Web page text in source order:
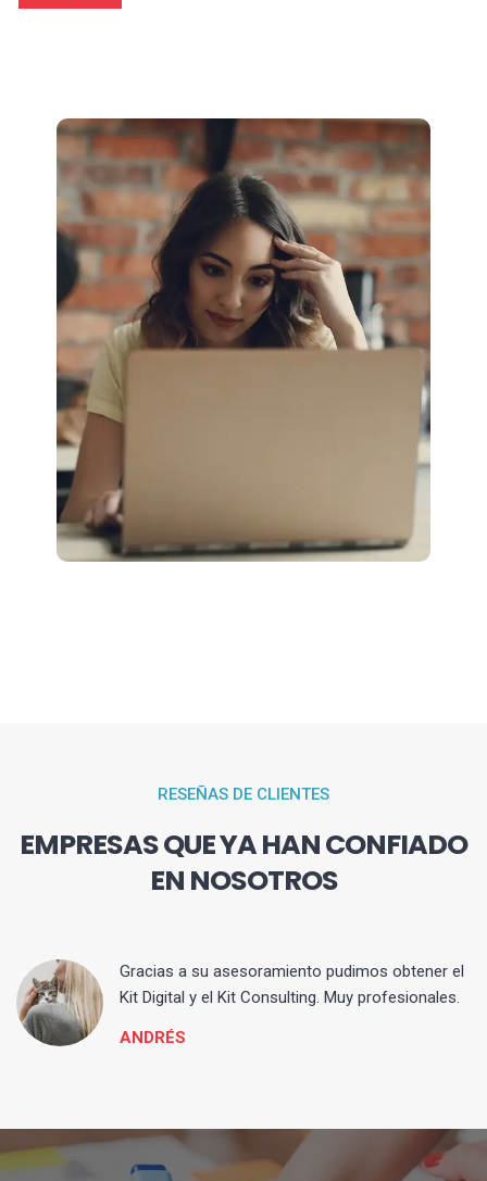
RESEÑAS DE CLIENTES
EMPRESAS QUE YA HAN CONFIADO
EN NOSOTROS
Gracias a su asesoramiento pudimos obtener el
Kit Digital y el Kit Consulting. Muy profesionales.
ANDRÉS